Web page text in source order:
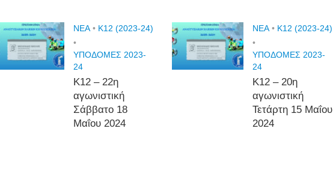
NEA • Κ12 (2023-24)
•
ΥΠΟΔΟΜΕΣ 2023-
24
Κ12 – 22η
αγωνιστική
Σάββατο 18
Μαΐου 2024
NEA • Κ12 (2023-24)
•
ΥΠΟΔΟΜΕΣ 2023-
24
Κ12 – 20η
αγωνιστική
Τετάρτη 15 Μαΐου
2024